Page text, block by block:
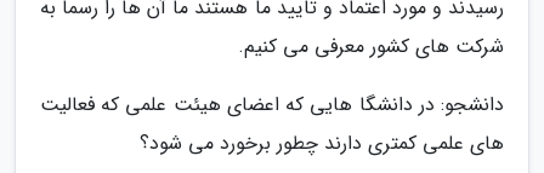
رسیدند و مورد اعتماد و تایید ما هستند ما آن ها را رسما به
شرکت های کشور معرفی می کنیم.
دانشجو: در دانشگا هایی که اعضای هیئت علمی که فعالیت
های علمی کمتری دارند چطور برخورد می شود؟